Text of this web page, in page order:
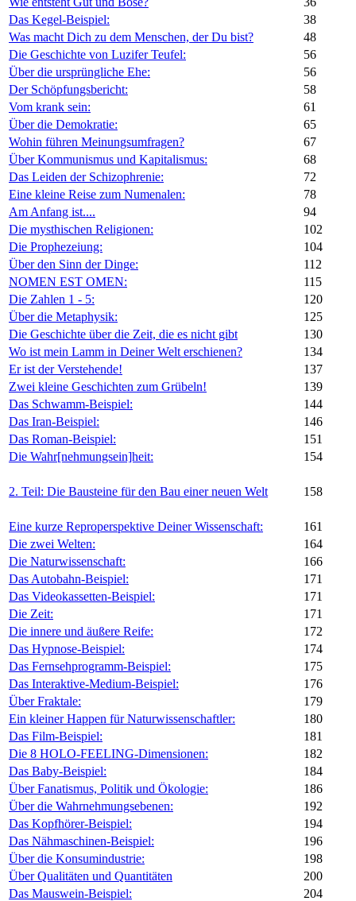
Das Kegel-Beispiel:
38
Was macht Dich zu dem Menschen, der Du bist?
48
Die Geschichte von Luzifer Teufel:
56
Über die ursprüngliche Ehe:
56
Der Schöpfungsbericht:
58
Vom krank sein:
61
Über die Demokratie:
65
Wohin führen Meinungsumfragen?
67
Über Kommunismus und Kapitalismus:
68
Das Leiden der Schizophrenie:
72
Eine kleine Reise zum Numenalen:
78
Am Anfang ist....
94
Die mysthischen Religionen:
102
Die Prophezeiung:
104
Über den Sinn der Dinge:
112
NOMEN EST OMEN:
115
Die Zahlen 1 - 5:
120
Über die Metaphysik:
125
Die Geschichte über die Zeit, die es nicht gibt
130
Wo ist mein Lamm in Deiner Welt erschienen?
134
Er ist der Verstehende!
137
Zwei kleine Geschichten zum Grübeln!
139
Das Schwamm-Beispiel:
144
Das Iran-Beispiel:
146
Das Roman-Beispiel:
151
Die Wahr[nehmungsein]heit:
154
2. Teil: Die Bausteine für den Bau einer neuen Welt 158
Eine kurze Reproperspektive Deiner Wissenschaft:
161
Die zwei Welten:
164
Die Naturwissenschaft:
166
Das Autobahn-Beispiel:
171
Das Videokassetten-Beispiel:
171
Die Zeit:
171
Die innere und äußere Reife:
172
Das Hypnose-Beispiel:
174
Das Fernsehprogramm-Beispiel:
175
Das Interaktive-Medium-Beispiel:
176
Über Fraktale:
179
Ein kleiner Happen für Naturwissenschaftler:
180
Das Film-Beispiel:
181
Die 8 HOLO-FEELING-Dimensionen:
182
Das Baby-Beispiel:
184
Über Fanatismus, Politik und Ökologie:
186
Über die Wahrnehmungsebenen:
192
Das Kopfhörer-Beispiel:
194
Das Nähmaschinen-Beispiel:
196
Über die Konsumindustrie:
198
Über Qualitäten und Quantitäten
200
Das Mauswein-Beispiel:
204